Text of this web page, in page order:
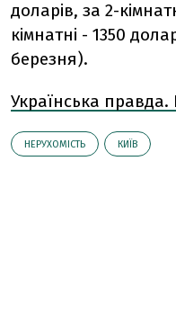
доларів, за 2-
кімнатні - 1350
березня).
Українська правда.
НЕРУХОМІСТЬ КИЇВ